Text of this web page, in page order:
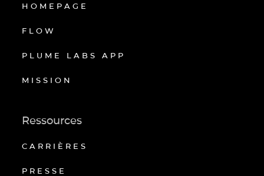
HOMEPAGE
FLOW
PLUME LABS APP
MISSION
Ressources
CARRIÈRES
PRESSE